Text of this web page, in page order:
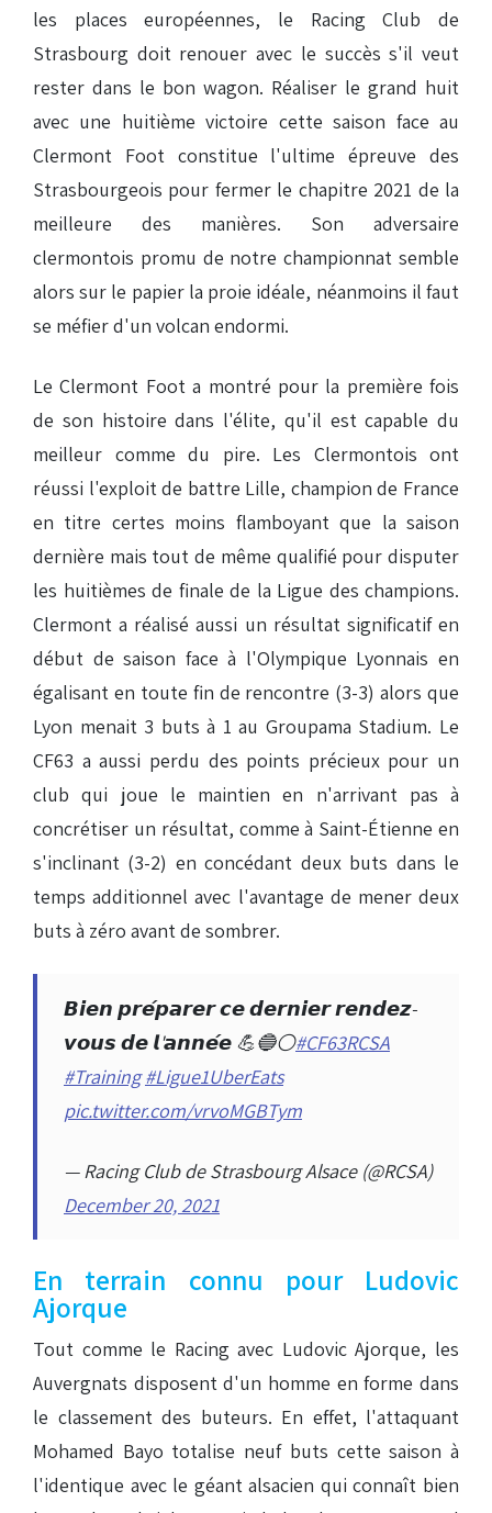
les places européennes, le Racing Club de
Strasbourg doit renouer avec le succès s'il veut
rester dans le bon wagon. Réaliser le grand huit
avec une huitième victoire cette saison face au
Clermont Foot constitue l'ultime épreuve des
Strasbourgeois pour fermer le chapitre 2021 de la
meilleure des manières. Son adversaire
clermontois promu de notre championnat semble
alors sur le papier la proie idéale, néanmoins il faut
se méfier d'un volcan endormi.
Le Clermont Foot a montré pour la première fois
de son histoire dans l'élite, qu'il est capable du
meilleur comme du pire. Les Clermontois ont
réussi l'exploit de battre Lille, champion de France
en titre certes moins flamboyant que la saison
dernière mais tout de même qualifié pour disputer
les huitièmes de finale de la Ligue des champions.
Clermont a réalisé aussi un résultat significatif en
début de saison face à l'Olympique Lyonnais en
égalisant en toute fin de rencontre (3-3) alors que
Lyon menait 3 buts à 1 au Groupama Stadium. Le
CF63 a aussi perdu des points précieux pour un
club qui joue le maintien en n'arrivant pas à
concrétiser un résultat, comme à Saint-Étienne en
s'inclinant (3-2) en concédant deux buts dans le
temps additionnel avec l'avantage de mener deux
buts à zéro avant de sombrer.
𝘽𝙞𝙚𝙣 𝙥𝙧𝙚́𝙥𝙖𝙧𝙚𝙧 𝙘𝙚 𝙙𝙚𝙧𝙣𝙞𝙚𝙧 𝙧𝙚𝙣𝙙𝙚𝙯-
𝙫𝙤𝙪𝙨 𝙙𝙚 𝙡'𝙖𝙣𝙣𝙚́𝙚 💪🔵⚪️#CF63RCSA
#Training #Ligue1UberEats
pic.twitter.com/vrvoMGBTym
— Racing Club de Strasbourg Alsace (@RCSA)
December 20, 2021
En terrain connu pour Ludovic
Ajorque
Tout comme le Racing avec Ludovic Ajorque, les
Auvergnats disposent d'un homme en forme dans
le classement des buteurs. En effet, l'attaquant
Mohamed Bayo totalise neuf buts cette saison à
l'identique avec le géant alsacien qui connaît bien